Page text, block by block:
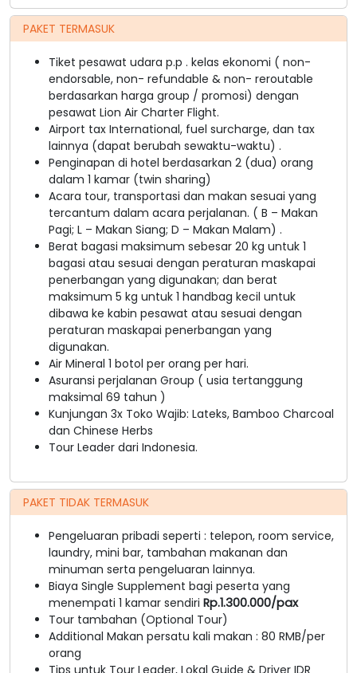
PAKET TERMASUK
Tiket pesawat udara p.p . kelas ekonomi ( non-
endorsable, non- refundable & non- reroutable
berdasarkan harga group / promosi) dengan
pesawat Lion Air Charter Flight.
Airport tax International, fuel surcharge, dan tax
lainnya (dapat berubah sewaktu-waktu) .
Penginapan di hotel berdasarkan 2 (dua) orang
dalam 1 kamar (twin sharing)
Acara tour, transportasi dan makan sesuai yang
tercantum dalam acara perjalanan. ( B – Makan
Pagi; L – Makan Siang; D – Makan Malam) .
Berat bagasi maksimum sebesar 20 kg untuk 1
bagasi atau sesuai dengan peraturan maskapai
penerbangan yang digunakan; dan berat
maksimum 5 kg untuk 1 handbag kecil untuk
dibawa ke kabin pesawat atau sesuai dengan
peraturan maskapai penerbangan yang
digunakan.
Air Mineral 1 botol per orang per hari.
Asuransi perjalanan Group ( usia tertanggung
maksimal 69 tahun )
Kunjungan 3x Toko Wajib: Lateks, Bamboo Charcoal
dan Chinese Herbs
Tour Leader dari Indonesia.
PAKET TIDAK TERMASUK
Pengeluaran pribadi seperti : telepon, room service,
laundry, mini bar, tambahan makanan dan
minuman serta pengeluaran lainnya.
Biaya Single Supplement bagi peserta yang
menempati 1 kamar sendiri Rp.1.300.000/pax
Tour tambahan (Optional Tour)
Additional Makan persatu kali makan : 80 RMB/per
orang
Tips untuk Tour Leader, Lokal Guide & Driver IDR